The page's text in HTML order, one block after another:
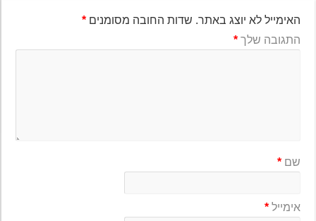
האימייל לא יוצג באתר. שדות החובה מסומנים*
התגובה שלך*
שם*
אימייל*